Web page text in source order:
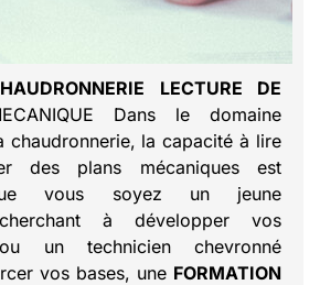
LECTURE DE
Dans le domaine
chaudronnerie, la capacité à lire
des plans mécaniques est
vous soyez un jeune
à développer vos
un technicien chevronné
vos bases, une FORMATION